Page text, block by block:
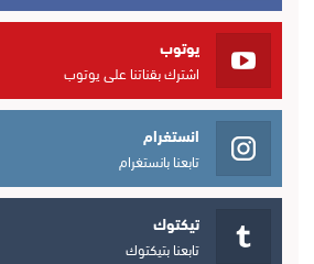
يوتوب
اشترك بقناتنا على يوتوب
انستغرام
تابعنا بانستغرام
تيكتوك
تابعنا بتيكتوك